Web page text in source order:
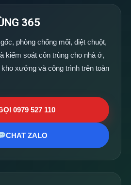
365
phòng chống mối, diệt chuột,
kiểm soát côn trùng cho nhà ở,
xưởng và công trình trên toàn
0979 527 110
CHAT ZALO